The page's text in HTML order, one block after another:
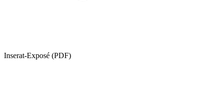
Inserat-Exposé (PDF)